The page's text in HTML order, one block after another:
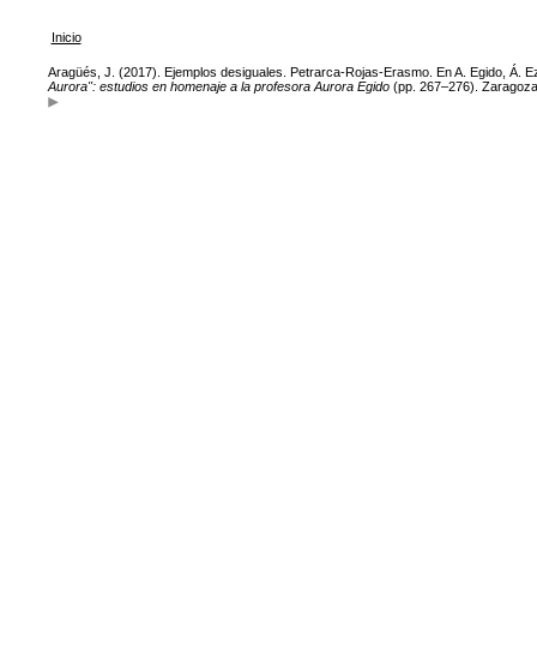
Inicio
Aragüés, J. (2017). Ejemplos desiguales. Petrarca-Rojas-Erasmo. En A. Egido, Á.
Aurora": estudios en homenaje a la profesora Aurora Egido(pp. 267–276).